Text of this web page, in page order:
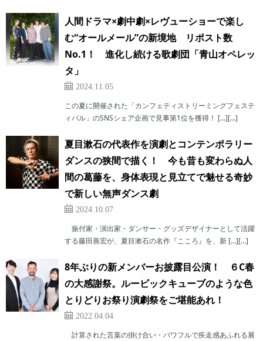
人間ドラマ×劇中劇×レヴューショーで楽し
む“オールメール”の新境地 リポスト数
No.1！ 進化し続ける歌劇団「青山オペレッ
タ」
2024.11.05
この夏に開催された「カンフェティストリーミングフェステ
ィバル」のSNSシェア企画で見事第1位を獲得！ […][…]
夏目漱石の代表作を演劇とコンテンポラリー
ダンスの狭間で描く！ 今も昔も変わらぬ人
間の葛藤を、身体表現と見立てで魅せる奇妙
で新しい無声ダンス劇
2024.10.07
振付家・演出家・ダンサー・グッズデザイナーとして活躍
する藤田善宏が、夏目漱石の名作『こころ』を、新 […][…]
8年ぶりの新メンバーお披露目公演！ ６C春
の大感謝祭。ルービックキューブのような色
とりどりお祭り演劇祭をご堪能あれ！
2022.04.04
計算された言葉の掛け合い・パワフルで疾走感あふれる展